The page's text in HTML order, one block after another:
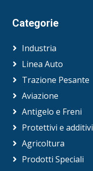
Categorie
Industria
Linea Auto
Trazione Pesante
Aviazione
Antigelo e Freni
Protettivi e additivi
Agricoltura
Prodotti Speciali